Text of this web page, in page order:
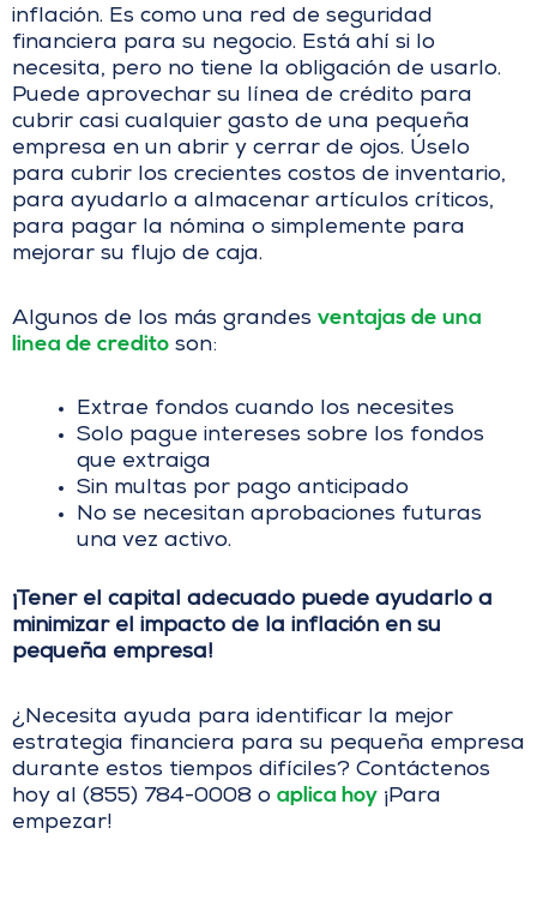
inflación. Es como una red de seguridad
financiera para su negocio. Está ahí si lo
necesita, pero no tiene la obligación de usarlo.
Puede aprovechar su línea de crédito para
cubrir casi cualquier gasto de una pequeña
empresa en un abrir y cerrar de ojos. Úselo
para cubrir los crecientes costos de inventario,
para ayudarlo a almacenar artículos críticos,
para pagar la nómina o simplemente para
mejorar su flujo de caja.
Algunos de los más grandes ventajas de una
linea de credito son:
Extrae fondos cuando los necesites
Solo pague intereses sobre los fondos
que extraiga
Sin multas por pago anticipado
No se necesitan aprobaciones futuras
una vez activo.
¡Tener el capital adecuado puede ayudarlo a
minimizar el impacto de la inflación en su
pequeña empresa!
¿Necesita ayuda para identificar la mejor
estrategia financiera para su pequeña empresa
durante estos tiempos difíciles? Contáctenos
hoy al (855) 784-0008 o aplica hoy ¡Para
empezar!